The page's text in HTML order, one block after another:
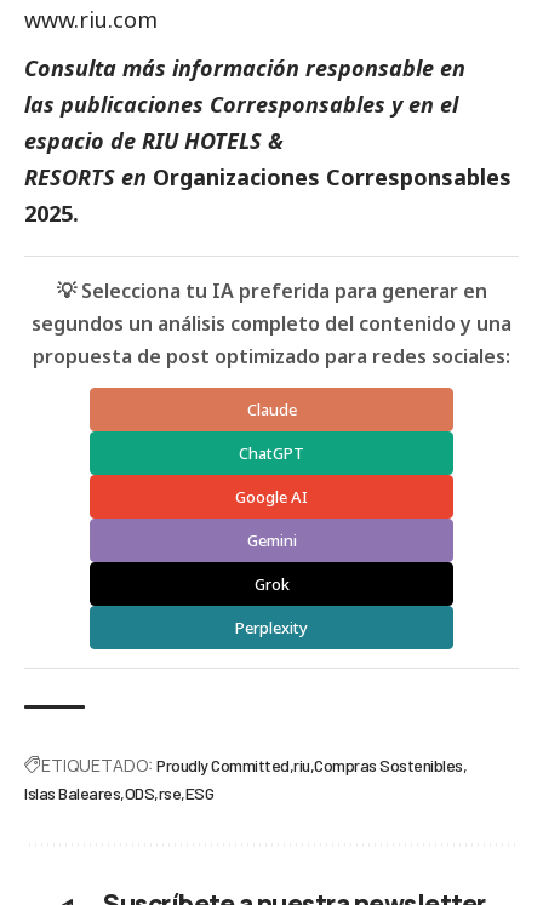
www.riu.com
Consulta más información responsable en
las publicaciones Corresponsables y en el
espacio de RIU HOTELS &
RESORTS en Organizaciones Corresponsables
2025.
💡 Selecciona tu IA preferida para generar en
segundos un análisis completo del contenido y una
propuesta de post optimizado para redes sociales:
Claude
ChatGPT
Google AI
Gemini
Grok
Perplexity
ETIQUETADO: Proudly Committed riu Compras Sostenibles
Islas Baleares ODS rse ESG